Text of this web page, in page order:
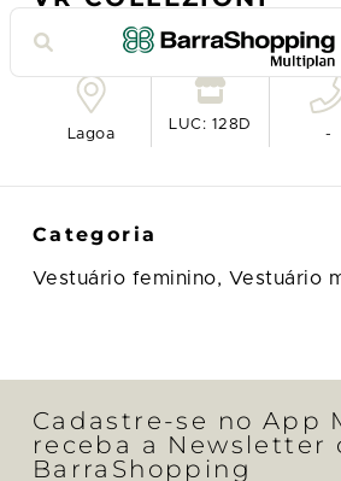
Ver no mapa
Lagoa
LUC: 128D
-
Categoria
Vestuário feminino, Vestuário
Cadastre-se no App
receba a Newsletter
BarraShopping